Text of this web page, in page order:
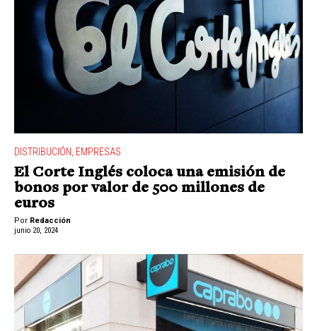
DISTRIBUCIÓN EMPRESAS
El Corte Inglés coloca una emisión de
bonos por valor de 500 millones de
euros
Por Redacción
junio 20, 2024